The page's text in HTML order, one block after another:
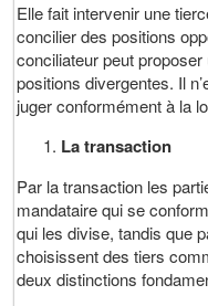
Elle fait intervenir une
concilier des positions
conciliateur peut
positions divergentes. Il
juger conformément à la
La transaction
Par la transaction les
mandataire qui se
qui les divise, tandis que
choisissent des tiers
deux distinctions